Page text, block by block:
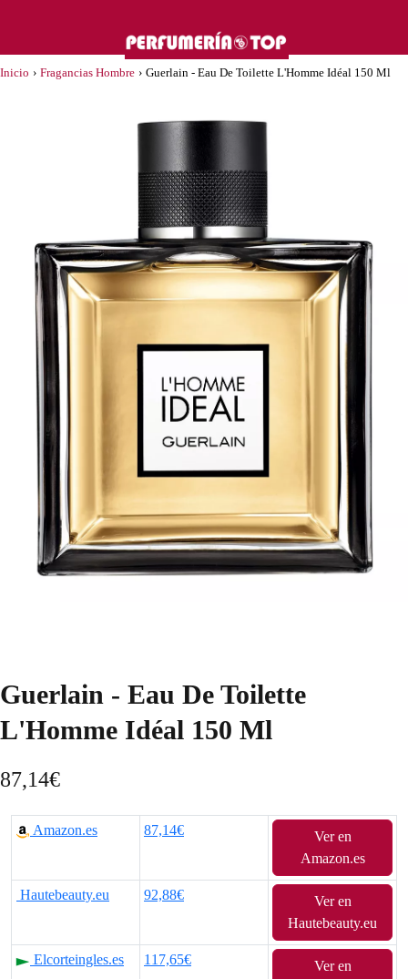
Inicio › Fragancias Hombre › Guerlain - Eau De Toilette L'Homme Idéal 150 Ml
Guerlain - Eau De Toilette
L'Homme Idéal 150 Ml
87,14€
Amazon.es 87,14€
Ver en
Amazon.es
Hautebeauty.eu 92,88€
Ver en
Hautebeauty.eu
Elcorteingles.es 117,65€
Ver en